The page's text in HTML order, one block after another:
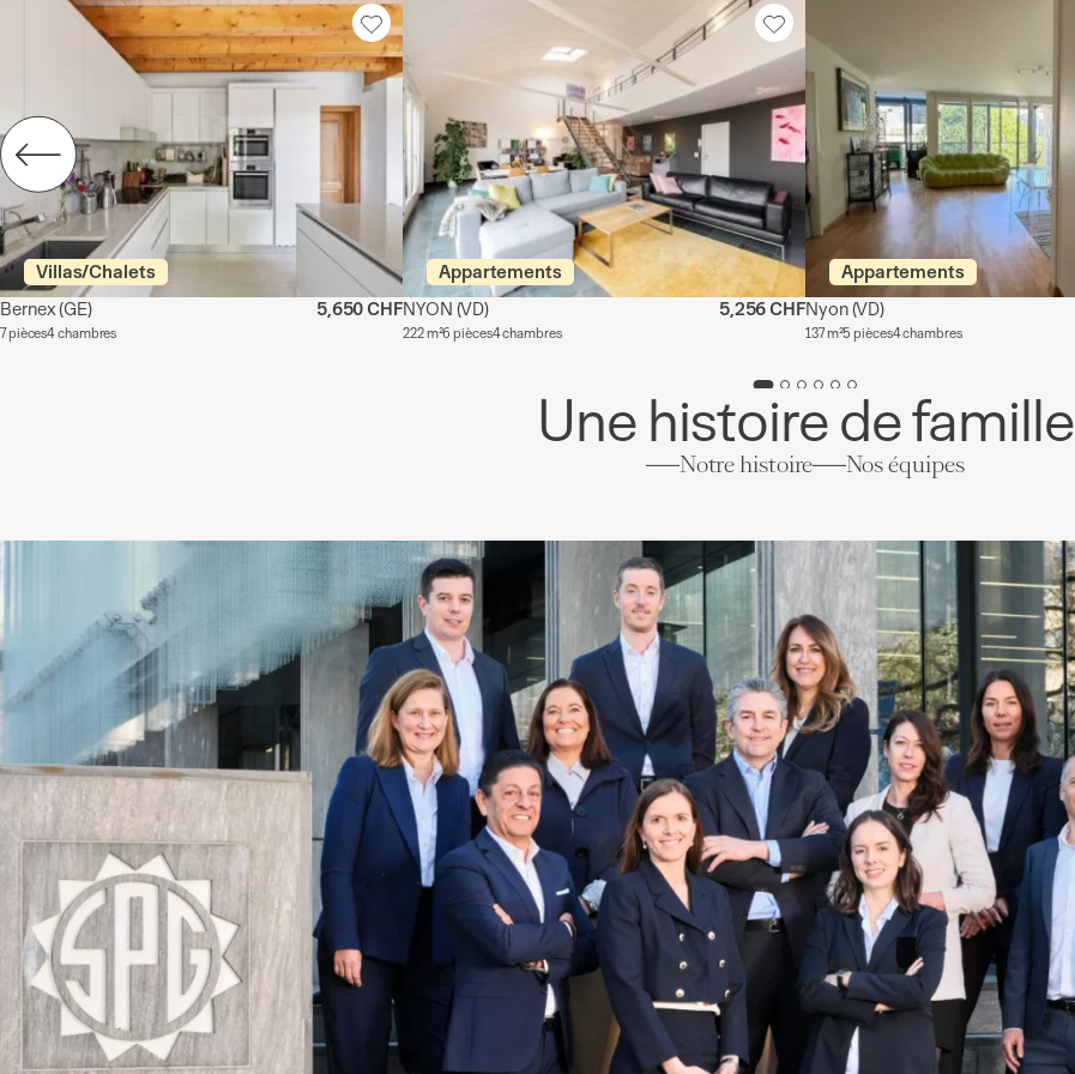
Villas/Chalets
Bernex(GE)
7 pièces4 chambres
5,650 CHF
Appartements
NYON (VD)
222 m²6 pièces4 chambres
5,256 CHF
Appartements
Nyon(VD)
137 m²5 pièces4 chambres
Une histoire de famille
Notre histoire Nos équipes